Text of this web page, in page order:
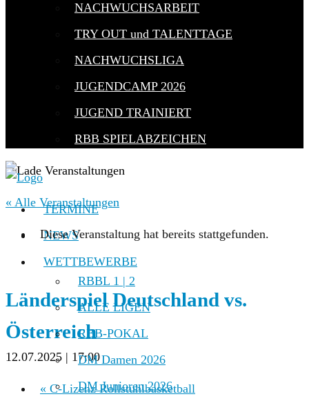
NACHWUCHSARBEIT
TRY OUT und TALENTTAGE
NACHWUCHSLIGA
JUGENDCAMP 2026
JUGEND TRAINIERT
RBB SPIELABZEICHEN
TERMINE
NEWS
WETTBEWERBE
RBBL 1 | 2
ALLE LIGEN
RBB-POKAL
DM Damen 2026
DM Junioren 2026
« Alle Veranstaltungen
Diese Veranstaltung hat bereits stattgefunden.
Länderspiel Deutschland vs.
Österreich
12.07.2025 | 17:00
« C-Lizenz Rollstuhlbasketball